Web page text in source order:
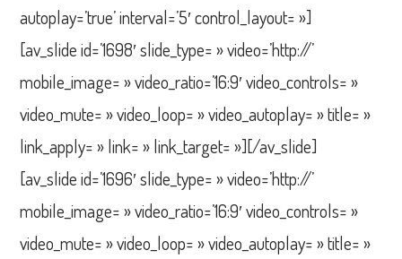
autoplay=’true’ interval=’5′ control_layout= »]
[av_slide id=’1698′ slide_type= » video=’http://’
mobile_image= » video_ratio=’16:9′ video_controls= »
video_mute= » video_loop= » video_autoplay= » title= »
link_apply= » link= » link_target= »][/av_slide]
[av_slide id=’1696′ slide_type= » video=’http://’
mobile_image= » video_ratio=’16:9′ video_controls= »
video_mute= » video_loop= » video_autoplay= » title= »